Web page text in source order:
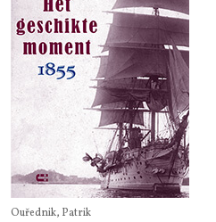
Ouřednik, Patrik